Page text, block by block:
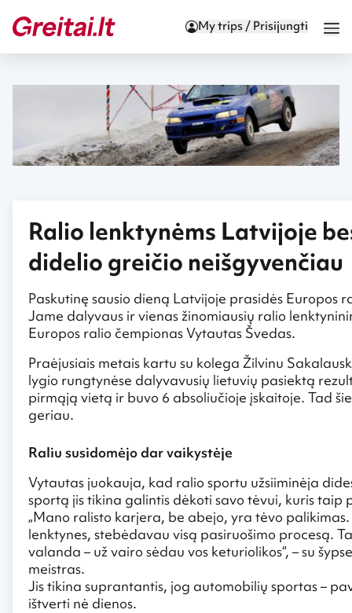
My trips / Prisijungti
Ralio lenktynėms Latvijoje
didelio greičio neišgyvenčiau
Paskutinę sausio dieną Latvijoje prasidės Europos
Jame dalyvaus ir vienas žinomiausių ralio
Europos ralio čempionas Vytautas Švedas.
Praėjusiais metais kartu su kolega Žilvinu
lygio rungtynėse dalyvavusių lietuvių pasiektą
pirmąją vietą ir buvo 6 absoliučioje įskaitoje. Tad
geriau.
Raliu susidomėjo dar vaikystėje
Vytautas juokauja, kad ralio sportu užsiiminėja
sportą jis tikina galintis dėkoti savo tėvui, kuris taip
„Mano ralisto karjera, be abejo, yra tėvo
lenktynes, stebėdavau visą pasiruošimo procesą.
valanda – už vairo sėdau vos keturiolikos“, – su
meistras.
Jis tikina suprantantis, jog automobilių sportas –
ištverti nė dienos.